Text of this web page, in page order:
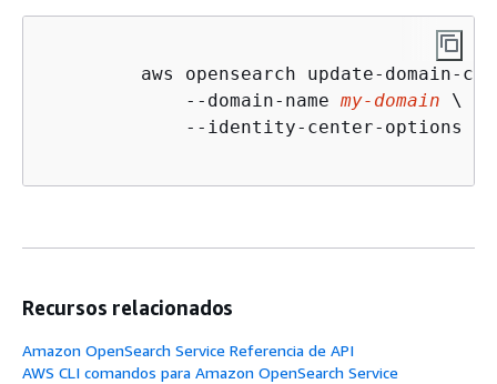
	     --domain-name
my-domain \
	     --identity-center-options
Recursos relacionados
Amazon OpenSearch Service Referencia de API
AWS CLI comandos para Amazon OpenSearch Service